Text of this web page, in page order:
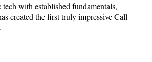
with established fundamentals,
created the first truly impressive Call